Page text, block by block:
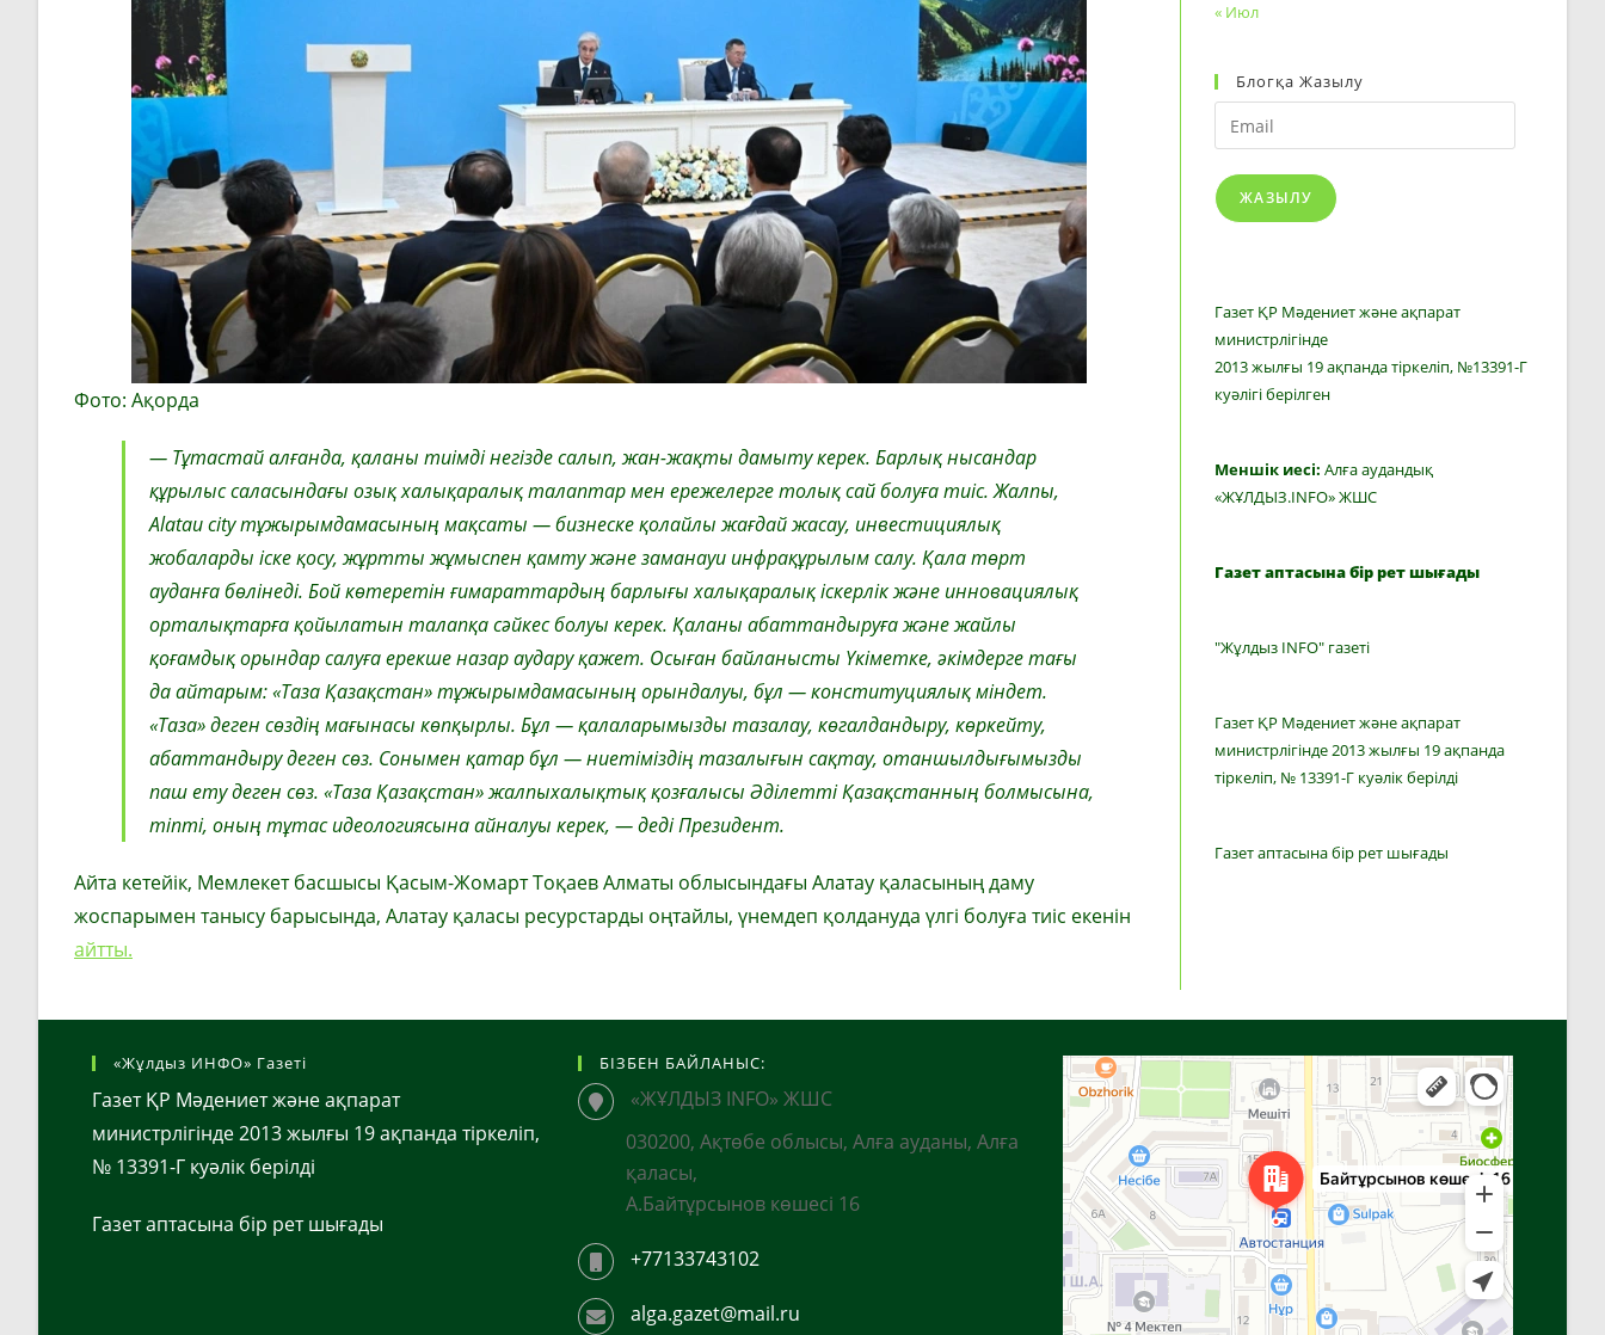
Фото: Ақорда
— Тұтастай алғанда, қаланы тиімді негізде салып, жан-жақты дамыту керек. Барлық нысандар
құрылыс саласындағы озық халықаралық талаптар мен ережелерге толық сай болуға тиіс. Жалпы,
Alatau city тұжырымдамасының мақсаты — бизнеске қолайлы жағдай жасау, инвестициялық
жобаларды іске қосу, жұртты жұмыспен қамту және заманауи инфрақұрылым салу. Қала төрт
ауданға бөлінеді. Бой көтеретін ғимараттардың барлығы халықаралық іскерлік және инновациялық
орталықтарға қойылатын талапқа сәйкес болуы керек. Қаланы абаттандыруға және жайлы
қоғамдық орындар салуға ерекше назар аудару қажет. Осыған байланысты Үкіметке, әкімдерге тағы
да айтарым: «Таза Қазақстан» тұжырымдамасының орындалуы, бұл — конституциялық міндет.
«Таза» деген сөздің мағынасы көпқырлы. Бұл — қалаларымызды тазалау, көгалдандыру, көркейту,
абаттандыру деген сөз. Сонымен қатар бұл — ниетіміздің тазалығын сақтау, отаншылдығымызды
паш ету деген сөз. «Таза Қазақстан» жалпыхалықтық қозғалысы Әділетті Қазақстанның болмысына,
тіпті, оның тұтас идеологиясына айналуы керек, — деді Президент.
Айта кетейік, Мемлекет басшысы Қасым-Жомарт Тоқаев Алматы облысындағы Алатау қаласының даму
жоспарымен танысу барысында, Алатау қаласы ресурстарды оңтайлы, үнемдеп қолдануда үлгі болуға тиіс екенін
айтты.
« Июл
Блогқа Жазылу
Email
ЖАЗЫЛУ
Газет ҚР Мәдениет және ақпарат
министрлігінде
2013 жылғы 19 ақпанда тіркеліп, №13391-Г
куәлігі берілген
Меншік иесі: Алға аудандық
«ЖҰЛДЫЗ.INFO» ЖШС
Газет аптасына бір рет шығады
"Жұлдыз INFO" газеті
Газет ҚР Мәдениет және ақпарат
министрлігінде 2013 жылғы 19 ақпанда
тіркеліп, № 13391-Г куәлік берілді
Газет аптасына бір рет шығады
«Жұлдыз ИНФО» Газеті
Газет ҚР Мәдениет және ақпарат
министрлігінде 2013 жылғы 19 ақпанда тіркеліп,
№ 13391-Г куәлік берілді
Газет аптасына бір рет шығады
БІЗБЕН БАЙЛАНЫС:
«ЖҰЛДЫЗ INFO» ЖШС
030200, Ақтөбе облысы, Алға ауданы, Алға
қаласы,
А.Байтұрсынов көшесі 16
+77133743102
alga.gazet@mail.ru
Алға
Яндекс Карталар — көлік, навигация, орындарды іздеу